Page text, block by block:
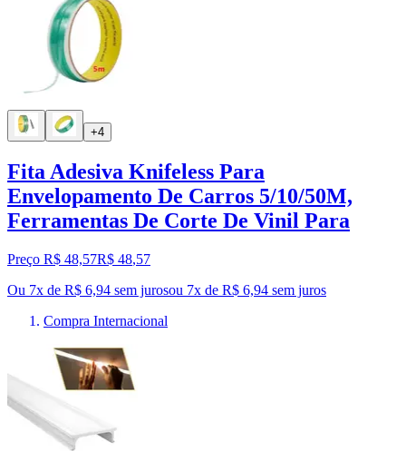
+4
Fita Adesiva Knifeless Para
Envelopamento De Carros 5/10/50M,
Ferramentas De Corte De Vinil Para
Preço R$ 48,57R$ 48,57
Ou 7x de R$ 6,94 sem jurosou 7x de R$ 6,94 sem juros
Compra Internacional